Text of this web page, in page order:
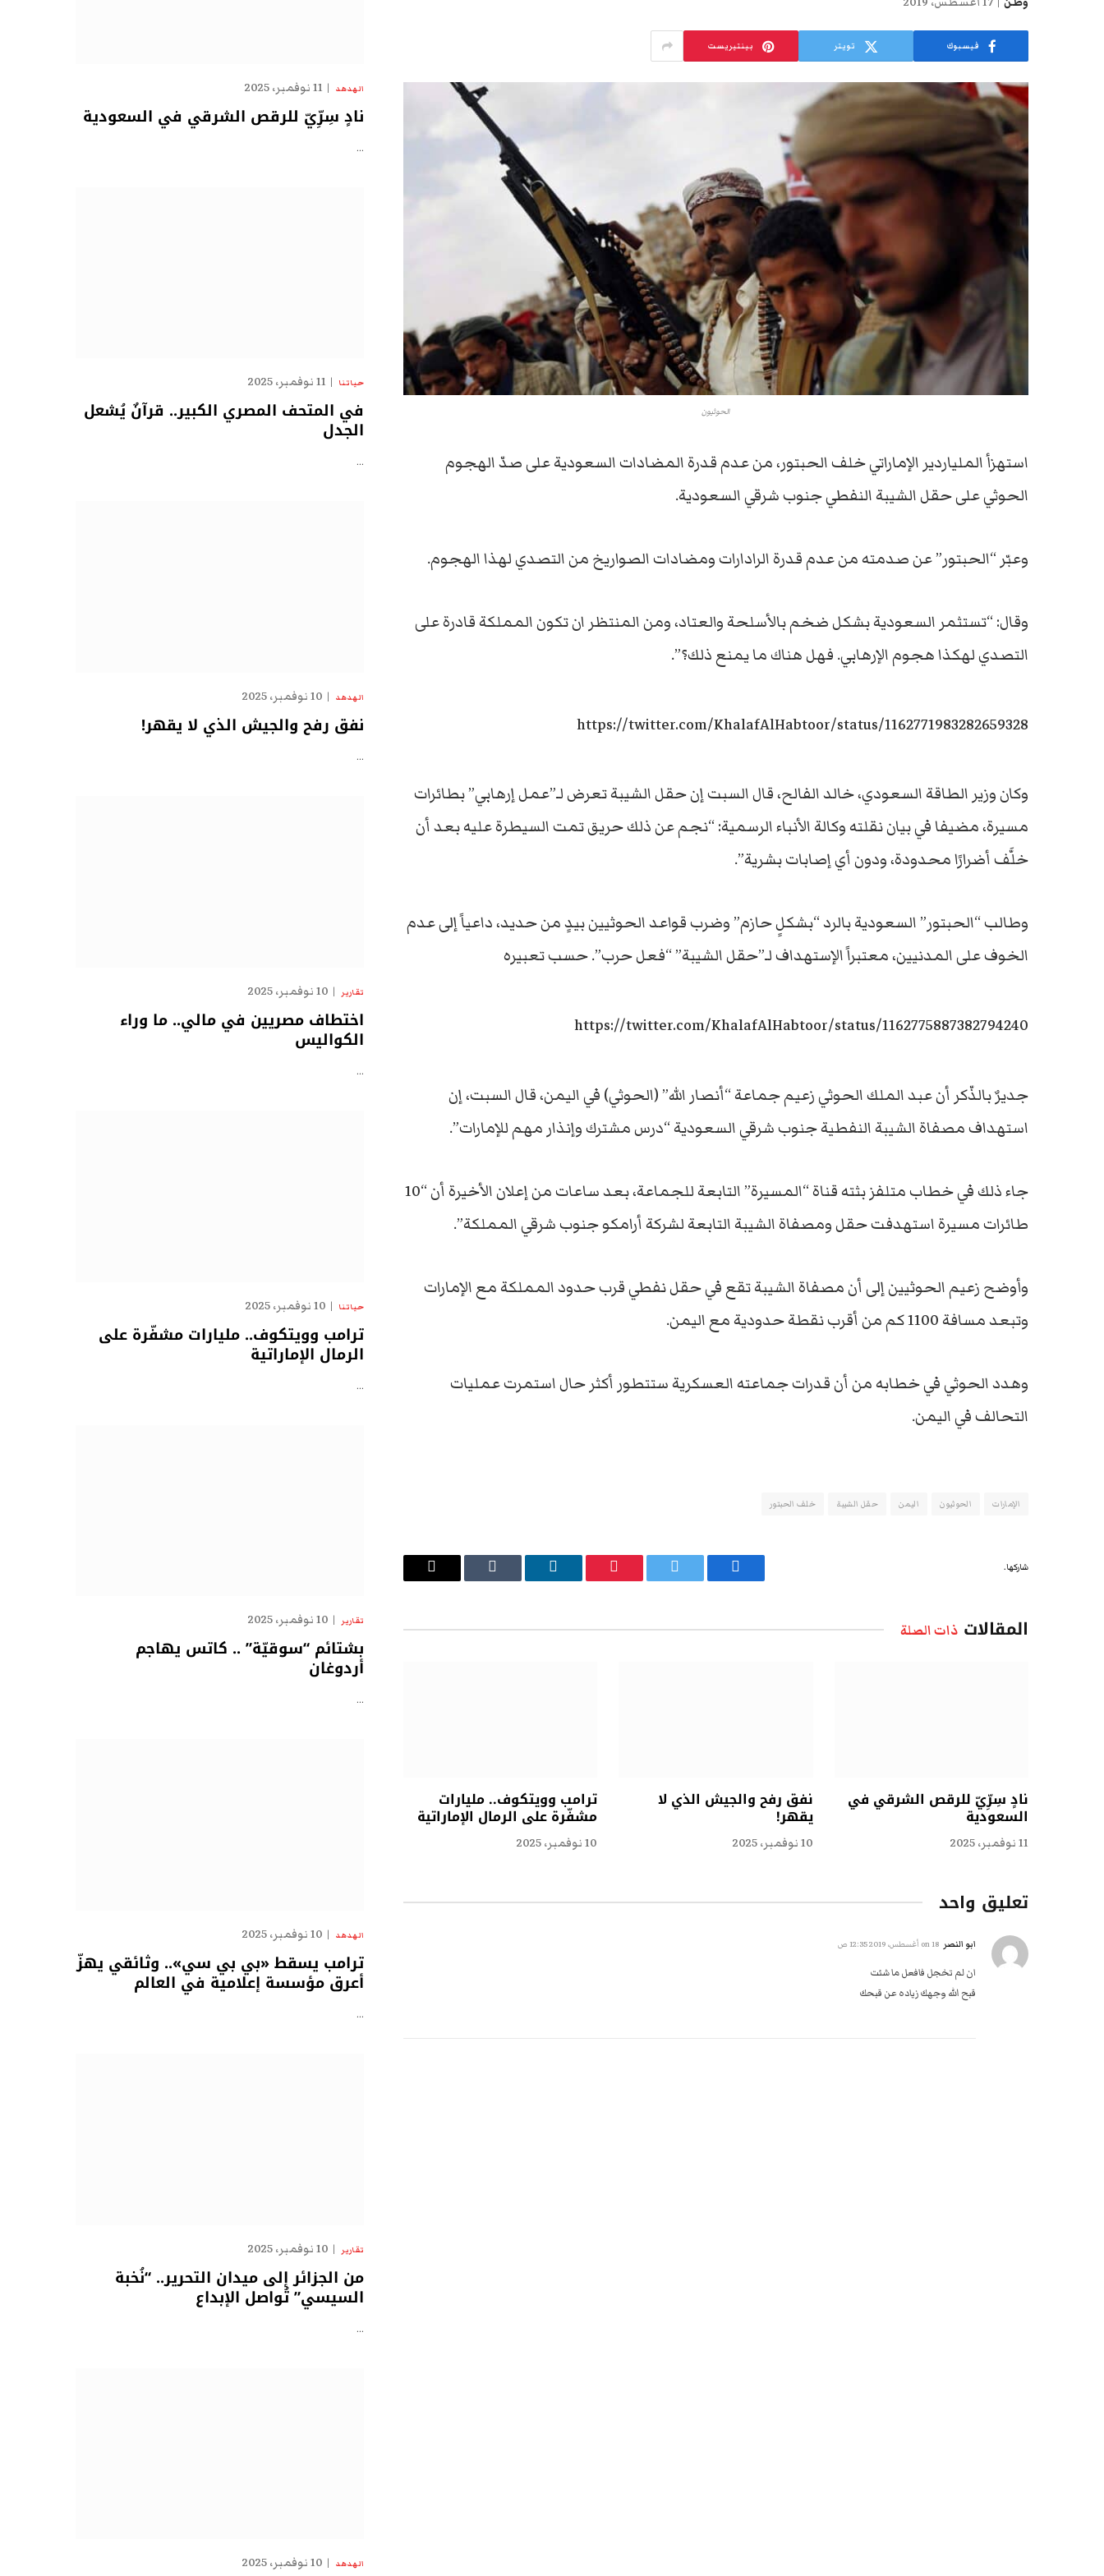
فيسبوك تويتر بينتيريست
الحوثيون
استهزأ الملياردير الإماراتي خلف الحبتور، من عدم قدرة المضادات السعودية على صدّ الهجوم
الحوثي على حقل الشيبة النفطي جنوب شرقي السعودية.
وعبّر “الحبتور” عن صدمته من عدم قدرة الرادارات ومضادات الصواريخ من التصدي لهذا الهجوم.
وقال: “تستثمر السعودية بشكل ضخم بالأسلحة والعتاد، ومن المنتظر ان تكون المملكة قادرة على
التصدي لهكذا هجوم الإرهابي. فهل هناك ما يمنع ذلك؟”.
https://twitter.com/KhalafAlHabtoor/status/1162771983282659328
وكان وزير الطاقة السعودي، خالد الفالح، قال السبت إن حقل الشيبة تعرض لـ”عمل إرهابي” بطائرات
مسيرة، مضيفا في بيان نقلته وكالة الأنباء الرسمية: “نجم عن ذلك حريق تمت السيطرة عليه بعد أن
خلَّف أضرارًا محدودة، ودون أي إصابات بشرية”.
وطالب “الحبتور” السعودية بالرد “بشكلٍ حازم” وضرب قواعد الحوثيين بيدٍ من حديد، داعياً إلى عدم
الخوف على المدنيين، معتبراً الإستهداف لـ”حقل الشيبة” “فعل حرب”. حسب تعبيره
https://twitter.com/KhalafAlHabtoor/status/1162775887382794240
جديرٌ بالذّكر أن عبد الملك الحوثي زعيم جماعة “أنصار الله” (الحوثي) في اليمن، قال السبت، إن
استهداف مصفاة الشيبة النفطية جنوب شرقي السعودية “درس مشترك وإنذار مهم للإمارات”.
جاء ذلك في خطاب متلفز بثته قناة “المسيرة” التابعة للجماعة، بعد ساعات من إعلان الأخيرة أن “10
طائرات مسيرة استهدفت حقل ومصفاة الشيبة التابعة لشركة أرامكو جنوب شرقي المملكة”.
وأوضح زعيم الحوثيين إلى أن مصفاة الشيبة تقع في حقل نفطي قرب حدود المملكة مع الإمارات
وتبعد مسافة 1100 كم من أقرب نقطة حدودية مع اليمن.
وهدد الحوثي في خطابه من أن قدرات جماعته العسكرية ستتطور أكثر حال استمرت عمليات
التحالف في اليمن.
الإمارات الحوثيون اليمن حقل الشيبة خلف الحبتور
شاركها.
فيسبوك تويتر بينتيريست لينكدإن Tumblr
البريد
المقالات ذات الصلة
نادٍ سِرِّيّ للرقص الشرقي في
السعودية
11 نوفمبر، 2025
نفق رفح والجيش الذي لا
يقهر!
10 نوفمبر، 2025
ترامب وويتكوف.. مليارات
مشفّرة على الرمال الإماراتية
10 نوفمبر، 2025
تعليق واحد
ابو النصر 18 أغسطس، 2019 12:35 ص
ان لم تخجل فافعل ما شئت
قبح الله وجهك زياده عن قبحك
الهدهد 11 نوفمبر، 2025
نادٍ سِرِّيّ للرقص الشرقي في السعودية
…
حياتنا 11 نوفمبر، 2025
في المتحف المصري الكبير.. قرآنٌ يُشعل
الجدل
…
الهدهد 10 نوفمبر، 2025
نفق رفح والجيش الذي لا يقهر!
…
تقارير 10 نوفمبر، 2025
اختطاف مصريين في مالي.. ما وراء
الكواليس
…
حياتنا 10 نوفمبر، 2025
ترامب وويتكوف.. مليارات مشفّرة على
الرمال الإماراتية
…
تقارير 10 نوفمبر، 2025
بشتائم “سوقيّة” .. كاتس يهاجم
أردوغان
…
الهدهد 10 نوفمبر، 2025
ترامب يسقط «بي بي سي».. وثائقي يهزّ
أعرق مؤسسة إعلامية في العالم
…
تقارير 10 نوفمبر، 2025
من الجزائر إلى ميدان التحرير.. “نُخبة
السيسي” تُواصل الإبداع
…
الهدهد 10 نوفمبر، 2025